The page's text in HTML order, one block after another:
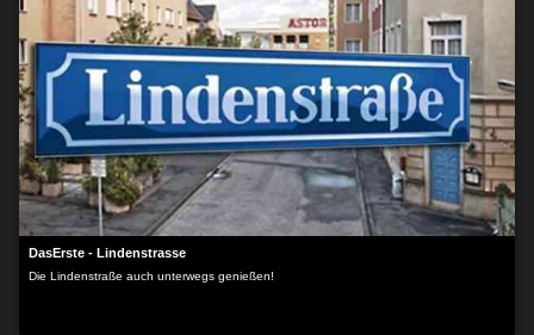
DasErste - Lindenstrasse
Die Lindenstraße auch unterwegs genießen!